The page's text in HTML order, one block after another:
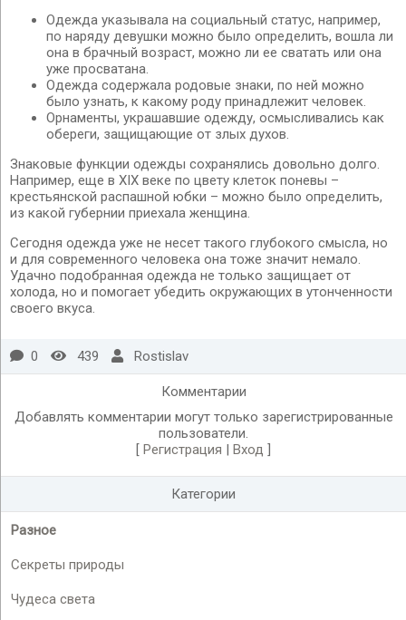
Одежда указывала на социальный статус, например,
по наряду девушки можно было определить, вошла ли
она в брачный возраст, можно ли ее сватать или она
уже просватана.
Одежда содержала родовые знаки, по ней можно
было узнать, к какому роду принадлежит человек.
Орнаменты, украшавшие одежду, осмысливались как
обереги, защищающие от злых духов.
Знаковые функции одежды сохранялись довольно долго.
Например, еще в XIX веке по цвету клеток поневы –
крестьянской распашной юбки – можно было определить,
из какой губернии приехала женщина.
Сегодня одежда уже не несет такого глубокого смысла, но
и для современного человека она тоже значит немало.
Удачно подобранная одежда не только защищает от
холода, но и помогает убедить окружающих в утонченности
своего вкуса.
0 439 Rostislav
Комментарии
Добавлять комментарии могут только зарегистрированные
пользователи.
[ Регистрация | Вход ]
Категории
Разное
Секреты природы
Чудеса света